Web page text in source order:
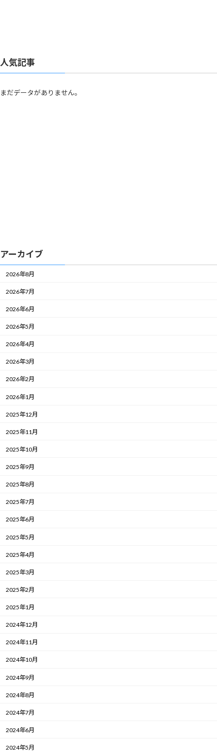
人気記事
まだデータがありません。
アーカイブ
2026年8月
2026年7月
2026年6月
2026年5月
2026年4月
2026年3月
2026年2月
2026年1月
2025年12月
2025年11月
2025年10月
2025年9月
2025年8月
2025年7月
2025年6月
2025年5月
2025年4月
2025年3月
2025年2月
2025年1月
2024年12月
2024年11月
2024年10月
2024年9月
2024年8月
2024年7月
2024年6月
2024年5月